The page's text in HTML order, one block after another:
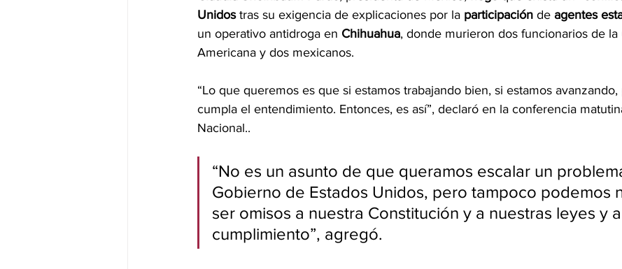
Unidos tras su exigencia de explicaciones por la participación de agentes
un operativo antidroga en Chihuahua, donde murieron dos funcionarios de la
Americana y dos mexicanos.
“Lo que queremos es que si estamos trabajando bien, si estamos
cumpla el entendimiento. Entonces, es así”, declaró en la conferencia
Nacional..
“No es un asunto de que queramos escalar un
Gobierno de Estados Unidos, pero tampoco podemos
ser omisos a nuestra Constitución y a nuestras leyes y
cumplimiento”, agregó.